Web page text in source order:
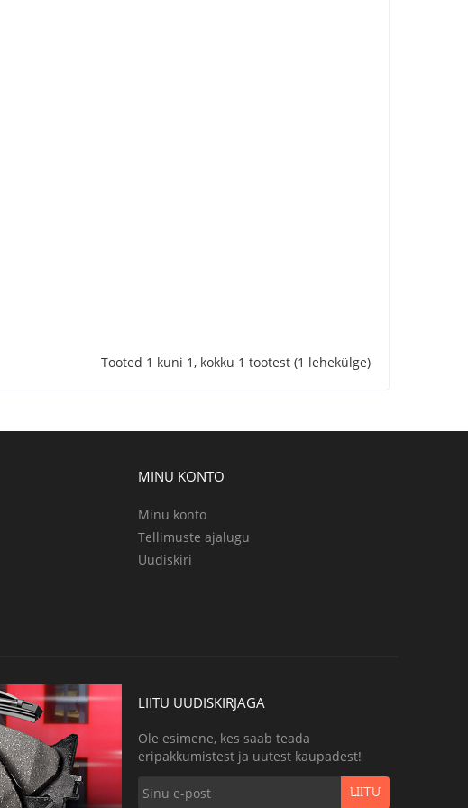
Tooted 1 kuni 1, kokku 1 tootest (1 lehekülge)
MINU KONTO
Minu konto
Tellimuste ajalugu
Uudiskiri
LIITU UUDISKIRJAGA
Ole esimene, kes saab teada
eripakkumistest ja uutest kaupadest!
LIITU